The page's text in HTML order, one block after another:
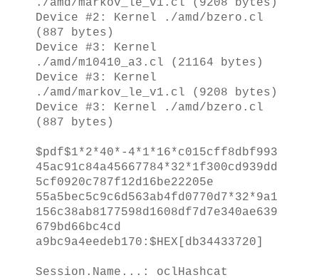
./amd/markov_le_v1.cl (9208 bytes)
Device #2: Kernel ./amd/bzero.cl
(887 bytes)
Device #3: Kernel
./amd/m10410_a3.cl (21164 bytes)
Device #3: Kernel
./amd/markov_le_v1.cl (9208 bytes)
Device #3: Kernel ./amd/bzero.cl
(887 bytes)
$pdf$1*2*40*-4*1*16*c015cff8dbf993
45ac91c84a45667784*32*1f300cd939dd
5cf0920c787f12d16be22205e ​
55a5bec5c9c6d563ab4fd0770d7*32*9a1
156c38ab8177598d1608df7d7e340ae639
679bd66bc4cd ​
a9bc9a4eedeb170:$HEX[db34433720]
Session.Name...: oclHashcat